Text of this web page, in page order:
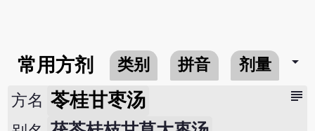
常用方剂 类别 拼音 剂量 arrow_drop_down
subject
方名 苓桂甘枣汤